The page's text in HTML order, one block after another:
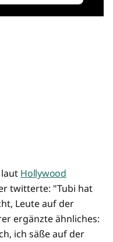
Hollywood
twitterte: "Tubi hat
Leute auf der
ergänzte ähnliches:
ich säße auf der